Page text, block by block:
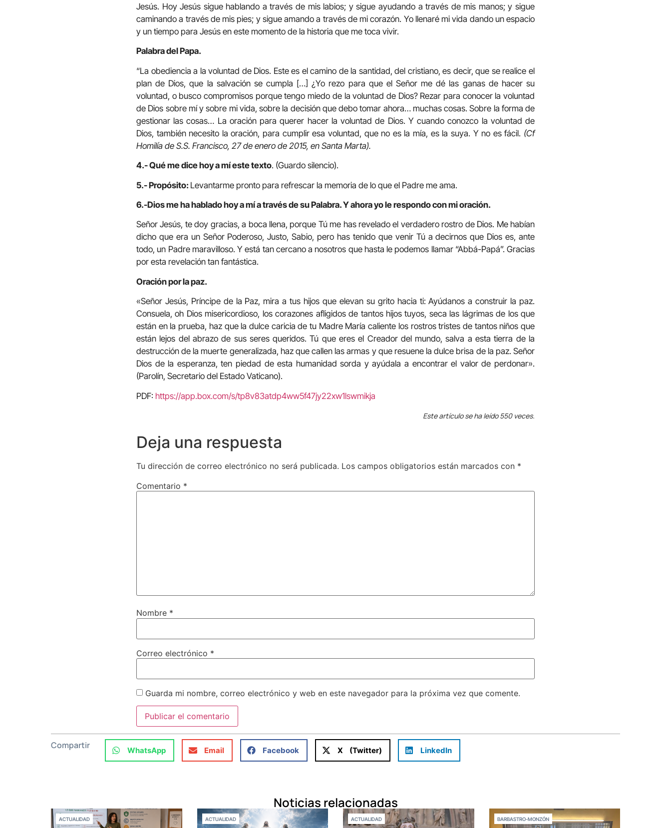
Jesús. Hoy Jesús sigue hablando a través de mis labios; y sigue ayudando a través de mis manos; y sigue
caminando a través de mis pies; y sigue amando a través de mi corazón. Yo llenaré mi vida dando un espacio
y un tiempo para Jesús en este momento de la historia que me toca vivir.
Palabra del Papa.
“La obediencia a la voluntad de Dios. Este es el camino de la santidad, del cristiano, es decir, que se realice el
plan de Dios, que la salvación se cumpla […] ¿Yo rezo para que el Señor me dé las ganas de hacer su
voluntad, o busco compromisos porque tengo miedo de la voluntad de Dios? Rezar para conocer la voluntad
de Dios sobre mí y sobre mi vida, sobre la decisión que debo tomar ahora… muchas cosas. Sobre la forma de
gestionar las cosas… La oración para querer hacer la voluntad de Dios. Y cuando conozco la voluntad de
Dios, también necesito la oración, para cumplir esa voluntad, que no es la mía, es la suya. Y no es fácil. (Cf
Homilía de S.S. Francisco, 27 de enero de 2015, en Santa Marta).
4.- Qué me dice hoy a mí este texto. (Guardo silencio).
5.- Propósito: Levantarme pronto para refrescar la memoria de lo que el Padre me ama.
6.-Dios me ha hablado hoy a mí a través de su Palabra. Y ahora yo le respondo con mi oración.
Señor Jesús, te doy gracias, a boca llena, porque Tú me has revelado el verdadero rostro de Dios. Me habían
dicho que era un Señor Poderoso, Justo, Sabio, pero has tenido que venir Tú a decirnos que Dios es, ante
todo, un Padre maravilloso. Y está tan cercano a nosotros que hasta le podemos llamar “Abbá-Papá”. Gracias
por esta revelación tan fantástica.
Oración por la paz.
«Señor Jesús, Príncipe de la Paz, mira a tus hijos que elevan su grito hacia ti: Ayúdanos a construir la paz.
Consuela, oh Dios misericordioso, los corazones afligidos de tantos hijos tuyos, seca las lágrimas de los que
están en la prueba, haz que la dulce caricia de tu Madre María caliente los rostros tristes de tantos niños que
están lejos del abrazo de sus seres queridos. Tú que eres el Creador del mundo, salva a esta tierra de la
destrucción de la muerte generalizada, haz que callen las armas y que resuene la dulce brisa de la paz. Señor
Dios de la esperanza, ten piedad de esta humanidad sorda y ayúdala a encontrar el valor de perdonar».
(Parolín, Secretario del Estado Vaticano).
PDF: https://app.box.com/s/tp8v83atdp4ww5f47jy22xw1lswmikja
Este artículo se ha leído 550 veces.
Deja una respuesta
Tu dirección de correo electrónico no será publicada. Los campos obligatorios están marcados con *
Comentario *
Nombre *
Correo electrónico *
Guarda mi nombre, correo electrónico y web en este navegador para la próxima vez que comente.
Compartir WhatsApp Email Facebook X (Twitter) LinkedIn
Noticias relacionadas
ACTUALIDAD ACTUALIDAD ACTUALIDAD BARBASTRO-MONZÓN